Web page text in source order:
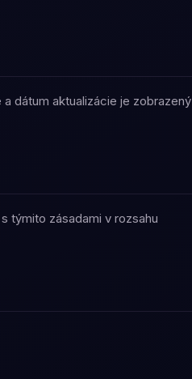
dátum aktualizácie je zobrazený
týmito zásadami v rozsahu